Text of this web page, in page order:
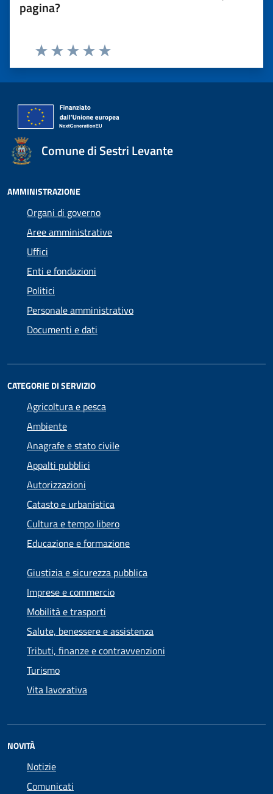
pagina?
Valuta 5 stelle su 5
Valuta 4 stelle su 5
Valuta 3 stelle su 5
Valuta 2 stelle su 5
Valuta 1 stelle su 5
Comune di Sestri Levante
AMMINISTRAZIONE
Organi di governo
Aree amministrative
Uffici
Enti e fondazioni
Politici
Personale amministrativo
Documenti e dati
CATEGORIE DI SERVIZIO
Agricoltura e pesca
Ambiente
Anagrafe e stato civile
Appalti pubblici
Autorizzazioni
Catasto e urbanistica
Cultura e tempo libero
Educazione e formazione
Giustizia e sicurezza pubblica
Imprese e commercio
Mobilità e trasporti
Salute, benessere e assistenza
Tributi, finanze e contravvenzioni
Turismo
Vita lavorativa
NOVITÀ
Notizie
Comunicati